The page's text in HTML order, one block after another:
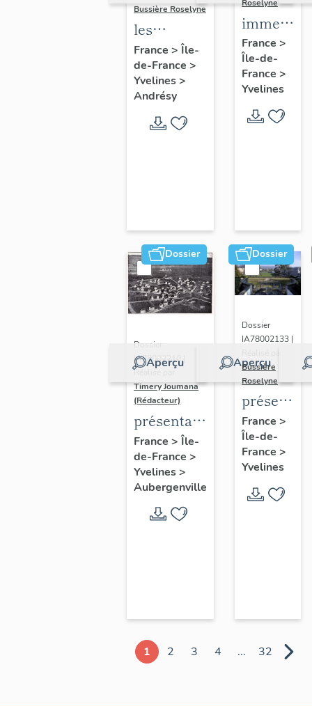
Bussière Roselyne
les
immeubles,
maisons et
fermes du
canton
d'Andrésy
France > Île-
de-France >
Yvelines>
Andrésy
Roselyne
maisons,
fermes
France >
Île-de-
France >
Yvelines
Dossier
Aperçu
Dossier
IA78002210 |
Réalisé par
Timery Joumana
(Rédacteur)
présentation
de l'étude
d'Elisabethville
France > Île-
de-France >
Yvelines>
Aubergenville
Dossier
Aperçu
Dossier
IA78002133 |
Bussière
Roselyne
du
diagnostic
et
France >
Île-de-
France >
Yvelines
1 2 3 4 ... 32